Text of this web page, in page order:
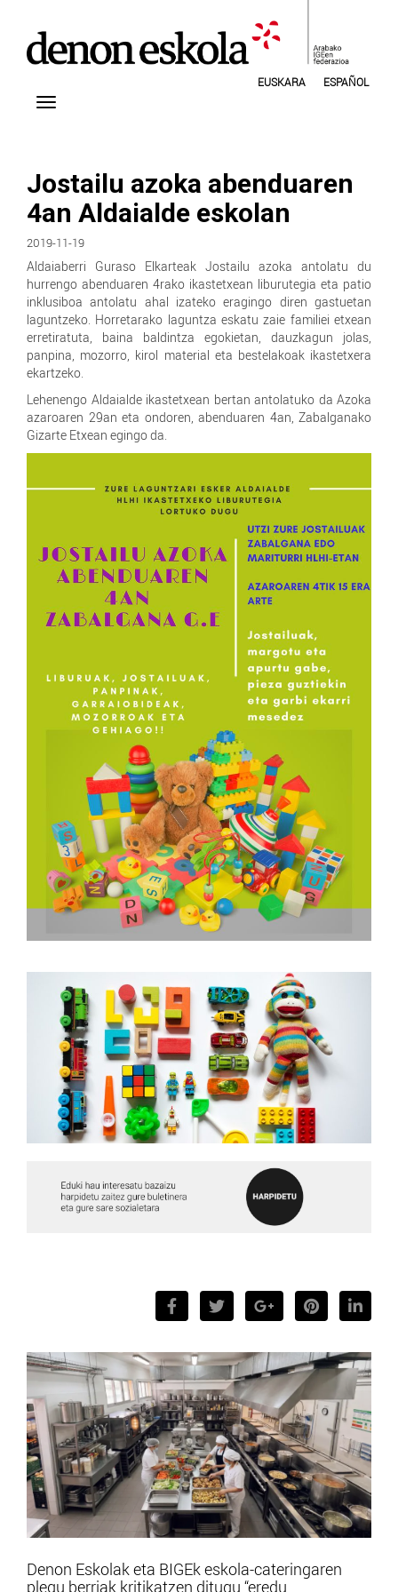
EUSKARA ESPAÑOL
Jostailu azoka abenduaren
4an Aldaialde eskolan
2019-11-19
Aldaiaberri Guraso Elkarteak Jostailu azoka antolatu du
hurrengo abenduaren 4rako ikastetxean liburutegia eta patio
inklusiboa antolatu ahal izateko eragingo diren gastuetan
laguntzeko. Horretarako laguntza eskatu zaie familiei etxean
erretiratuta, baina baldintza egokietan, dauzkagun jolas,
panpina, mozorro, kirol material eta bestelakoak ikastetxera
ekartzeko.
Lehenengo Aldaialde ikastetxean bertan antolatuko da Azoka
azaroaren 29an eta ondoren, abenduaren 4an, Zabalganako
Gizarte Etxean egingo da.
Denon Eskolak eta BIGEk eskola-cateringaren
plegu berriak kritikatzen ditugu “eredu